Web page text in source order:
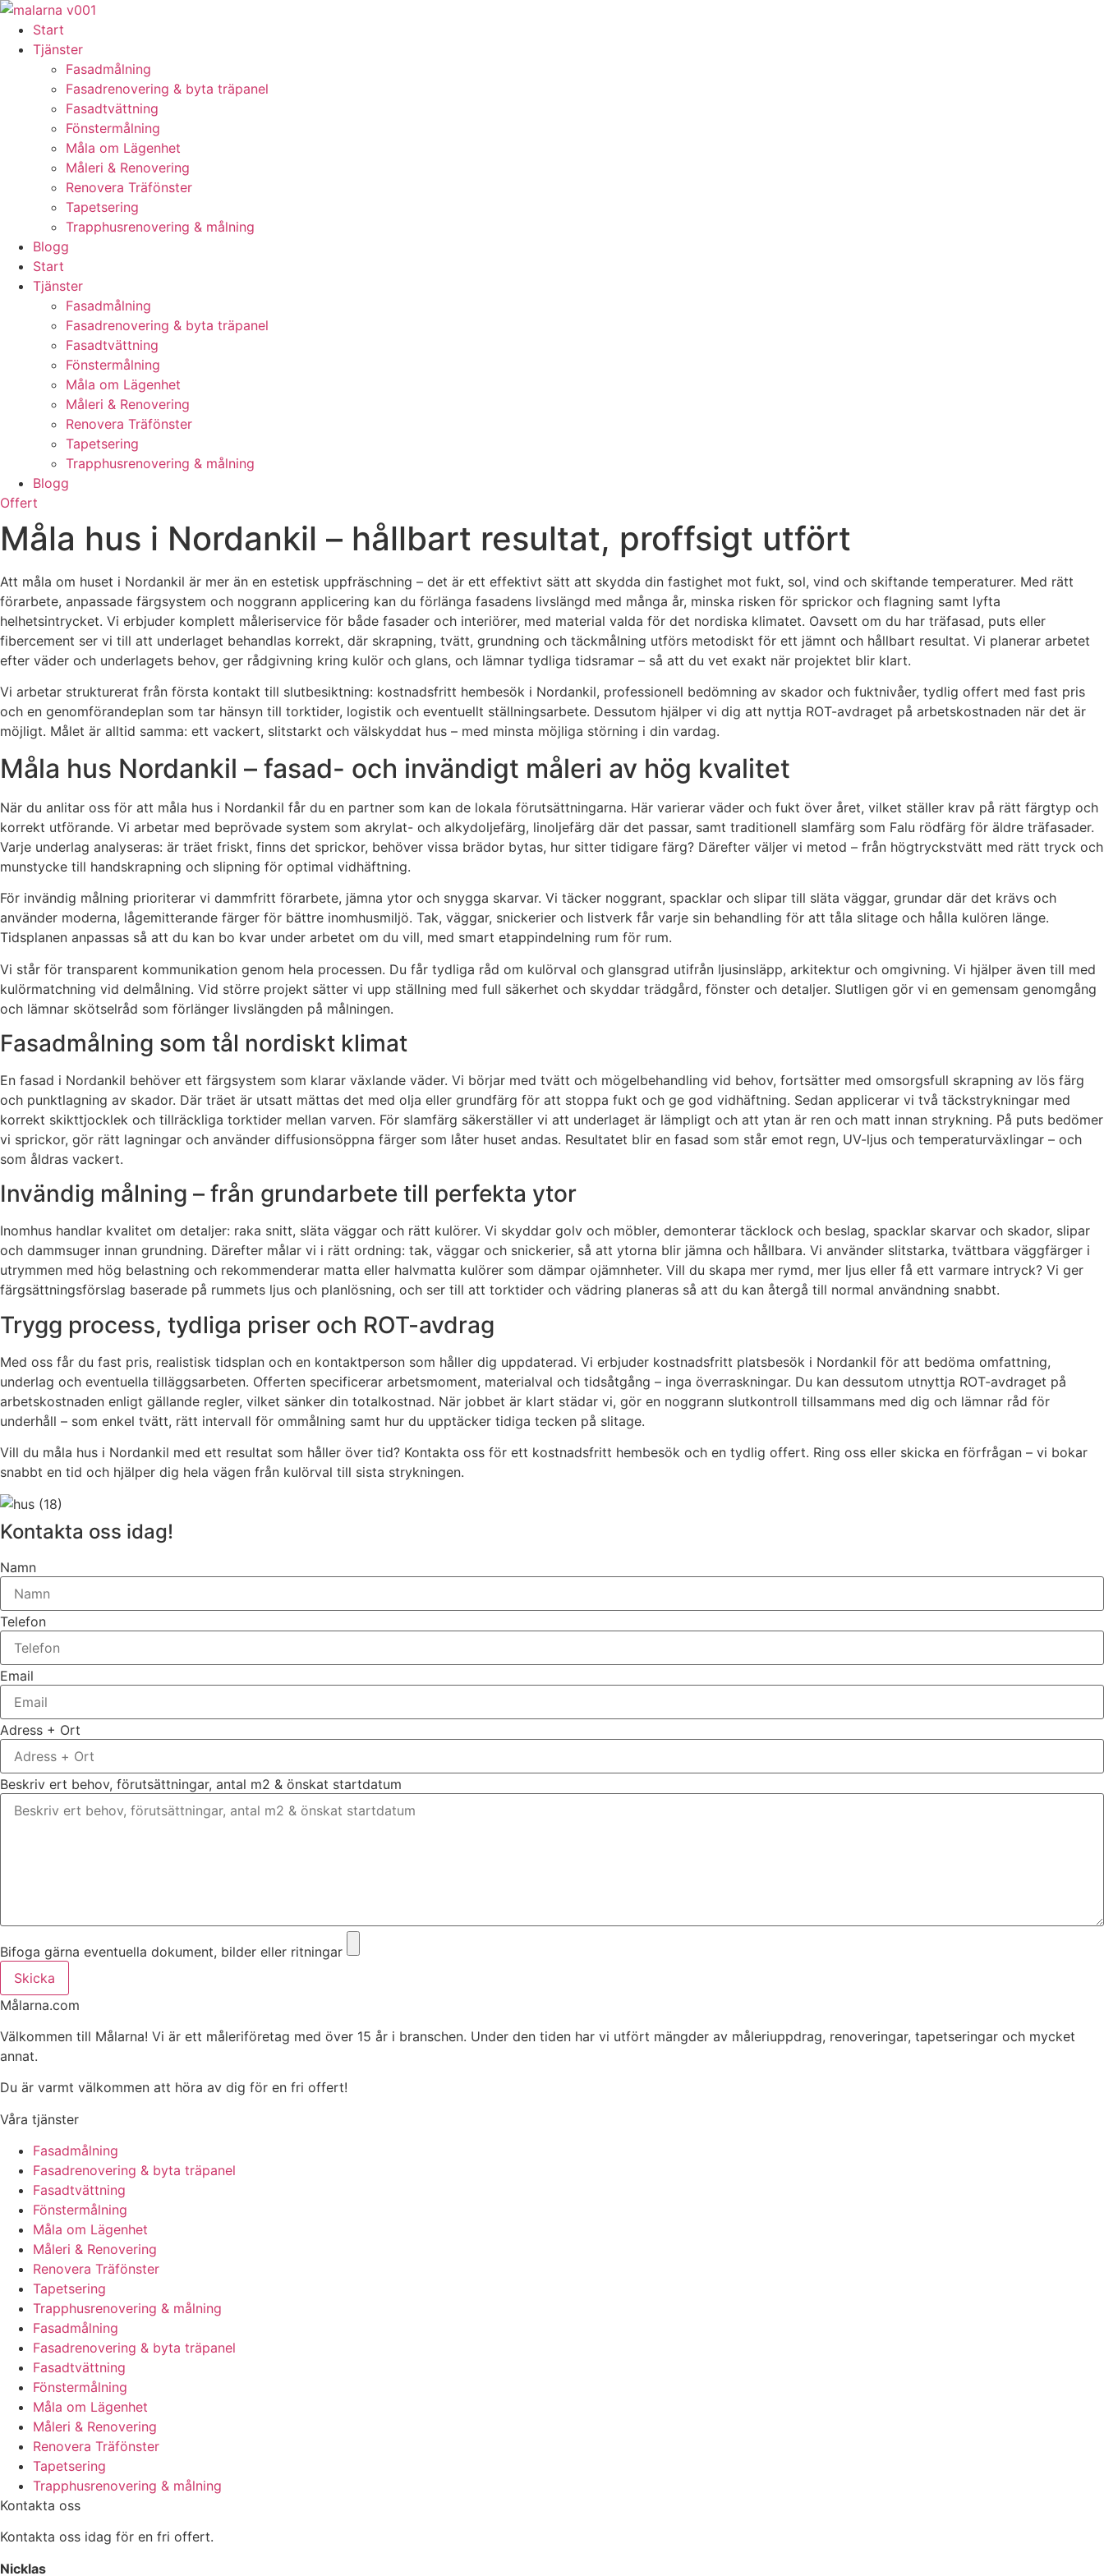
Skip
content
Start
Tjänster
Fasadmålning
Fasadrenovering & byta träpanel
Fasadtvättning
Fönstermålning
Måla om Lägenhet
Måleri & Renovering
Renovera Träfönster
Tapetsering
Trapphusrenovering & målning
Blogg
Start
Tjänster
Fasadmålning
Fasadrenovering & byta träpanel
Fasadtvättning
Fönstermålning
Måla om Lägenhet
Måleri & Renovering
Renovera Träfönster
Tapetsering
Trapphusrenovering & målning
Blogg
Offert
Måla hus i Nordankil – hållbart resultat, proffsigt utfört
Att måla om huset i Nordankil är mer än en estetisk uppfräschning – det är ett effektivt sätt att skydda din fastighet mot fukt, sol, vind och skiftande temperaturer. Med rätt
förarbete, anpassade färgsystem och noggrann applicering kan du förlänga fasadens livslängd med många år, minska risken för sprickor och flagning samt lyfta
helhetsintrycket. Vi erbjuder komplett måleriservice för både fasader och interiörer, med material valda för det nordiska klimatet. Oavsett om du har träfasad, puts eller
fibercement ser vi till att underlaget behandlas korrekt, där skrapning, tvätt, grundning och täckmålning utförs metodiskt för ett jämnt och hållbart resultat. Vi planerar arbetet
efter väder och underlagets behov, ger rådgivning kring kulör och glans, och lämnar tydliga tidsramar – så att du vet exakt när projektet blir klart.
Vi arbetar strukturerat från första kontakt till slutbesiktning: kostnadsfritt hembesök i Nordankil, professionell bedömning av skador och fuktnivåer, tydlig offert med fast pris
och en genomförandeplan som tar hänsyn till torktider, logistik och eventuellt ställningsarbete. Dessutom hjälper vi dig att nyttja ROT-avdraget på arbetskostnaden när det är
möjligt. Målet är alltid samma: ett vackert, slitstarkt och välskyddat hus – med minsta möjliga störning i din vardag.
Måla hus Nordankil – fasad- och invändigt måleri av hög kvalitet
När du anlitar oss för att måla hus i Nordankil får du en partner som kan de lokala förutsättningarna. Här varierar väder och fukt över året, vilket ställer krav på rätt färgtyp och
korrekt utförande. Vi arbetar med beprövade system som akrylat- och alkydoljefärg, linoljefärg där det passar, samt traditionell slamfärg som Falu rödfärg för äldre träfasader.
Varje underlag analyseras: är träet friskt, finns det sprickor, behöver vissa brädor bytas, hur sitter tidigare färg? Därefter väljer vi metod – från högtryckstvätt med rätt tryck och
munstycke till handskrapning och slipning för optimal vidhäftning.
För invändig målning prioriterar vi dammfritt förarbete, jämna ytor och snygga skarvar. Vi täcker noggrant, spacklar och slipar till släta väggar, grundar där det krävs och
använder moderna, lågemitterande färger för bättre inomhusmiljö. Tak, väggar, snickerier och listverk får varje sin behandling för att tåla slitage och hålla kulören länge.
Tidsplanen anpassas så att du kan bo kvar under arbetet om du vill, med smart etappindelning rum för rum.
Vi står för transparent kommunikation genom hela processen. Du får tydliga råd om kulörval och glansgrad utifrån ljusinsläpp, arkitektur och omgivning. Vi hjälper även till med
kulörmatchning vid delmålning. Vid större projekt sätter vi upp ställning med full säkerhet och skyddar trädgård, fönster och detaljer. Slutligen gör vi en gemensam genomgång
och lämnar skötselråd som förlänger livslängden på målningen.
Fasadmålning som tål nordiskt klimat
En fasad i Nordankil behöver ett färgsystem som klarar växlande väder. Vi börjar med tvätt och mögelbehandling vid behov, fortsätter med omsorgsfull skrapning av lös färg
och punktlagning av skador. Där träet är utsatt mättas det med olja eller grundfärg för att stoppa fukt och ge god vidhäftning. Sedan applicerar vi två täckstrykningar med
korrekt skikttjocklek och tillräckliga torktider mellan varven. För slamfärg säkerställer vi att underlaget är lämpligt och att ytan är ren och matt innan strykning. På puts bedömer
vi sprickor, gör rätt lagningar och använder diffusionsöppna färger som låter huset andas. Resultatet blir en fasad som står emot regn, UV-ljus och temperaturväxlingar – och
som åldras vackert.
Invändig målning – från grundarbete till perfekta ytor
Inomhus handlar kvalitet om detaljer: raka snitt, släta väggar och rätt kulörer. Vi skyddar golv och möbler, demonterar täcklock och beslag, spacklar skarvar och skador, slipar
och dammsuger innan grundning. Därefter målar vi i rätt ordning: tak, väggar och snickerier, så att ytorna blir jämna och hållbara. Vi använder slitstarka, tvättbara väggfärger i
utrymmen med hög belastning och rekommenderar matta eller halvmatta kulörer som dämpar ojämnheter. Vill du skapa mer rymd, mer ljus eller få ett varmare intryck? Vi ger
färgsättningsförslag baserade på rummets ljus och planlösning, och ser till att torktider och vädring planeras så att du kan återgå till normal användning snabbt.
Trygg process, tydliga priser och ROT-avdrag
Med oss får du fast pris, realistisk tidsplan och en kontaktperson som håller dig uppdaterad. Vi erbjuder kostnadsfritt platsbesök i Nordankil för att bedöma omfattning,
underlag och eventuella tilläggsarbeten. Offerten specificerar arbetsmoment, materialval och tidsåtgång – inga överraskningar. Du kan dessutom utnyttja ROT-avdraget på
arbetskostnaden enligt gällande regler, vilket sänker din totalkostnad. När jobbet är klart städar vi, gör en noggrann slutkontroll tillsammans med dig och lämnar råd för
underhåll – som enkel tvätt, rätt intervall för ommålning samt hur du upptäcker tidiga tecken på slitage.
Vill du måla hus i Nordankil med ett resultat som håller över tid? Kontakta oss för ett kostnadsfritt hembesök och en tydlig offert. Ring oss eller skicka en förfrågan – vi bokar
snabbt en tid och hjälper dig hela vägen från kulörval till sista strykningen.
Kontakta oss idag!
Namn
Telefon
Email
Adress + Ort
Beskriv ert behov, förutsättningar, antal m2 & önskat startdatum
Bifoga gärna eventuella dokument, bilder eller ritningar
Skicka
Målarna.com
Välkommen till Målarna! Vi är ett måleriföretag med över 15 år i branschen. Under den tiden har vi utfört mängder av måleriuppdrag, renoveringar, tapetseringar och mycket
annat.
Du är varmt välkommen att höra av dig för en fri offert!
Våra tjänster
Fasadmålning
Fasadrenovering & byta träpanel
Fasadtvättning
Fönstermålning
Måla om Lägenhet
Måleri & Renovering
Renovera Träfönster
Tapetsering
Trapphusrenovering & målning
Fasadmålning
Fasadrenovering & byta träpanel
Fasadtvättning
Fönstermålning
Måla om Lägenhet
Måleri & Renovering
Renovera Träfönster
Tapetsering
Trapphusrenovering & målning
Kontakta oss
Kontakta oss idag för en fri offert.
Nicklas